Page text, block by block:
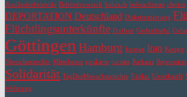
Ausländerbehörde Behördenwatch belouch belouchistan choice
DEPORTATION Deutschland Diskriminierung
Flüchtlingsunterkünfte Freiheit Gedenktafel
Göttingen Hamburg human Iran Kongo
Menschenrechte Mittelmeer poskarte racism Rathaus Repression
Solidarität TagDerMenschenrechte Türkei Unterkunft
Wohnung